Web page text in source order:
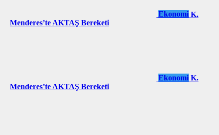
Ekonomi K.
Menderes’te AKTAŞ Bereketi
Ekonomi K.
Menderes’te AKTAŞ Bereketi